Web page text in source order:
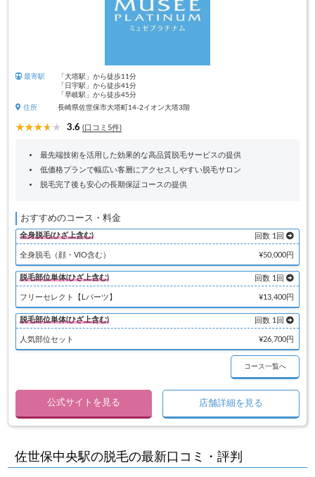
最寄駅
「大塔駅」から徒歩11分
「日宇駅」から徒歩41分
「早岐駅」から徒歩45分
住所
長崎県佐世保市大塔町14-2イオン大塔3階
3.6 (口コミ5件)
最先端技術を活用した効果的な高品質脱毛サービスの提供
低価格プランで幅広い客層にアクセスしやすい脱毛サロン
脱毛完了後も安心の長期保証コースの提供
おすすめのコース・料金
全身脱毛(ひざ上含む) 回数 1回
全身脱毛（顔・VIO含む） ¥50,000円
脱毛部位単体(ひざ上含む) 回数 1回
フリーセレクト【Lパーツ】 ¥13,400円
脱毛部位単体(ひざ上含む) 回数 1回
人気部位セット ¥26,700円
コース一覧へ
公式サイトを見る 店舗詳細を見る
佐世保中央駅の脱毛の最新口コミ・評判